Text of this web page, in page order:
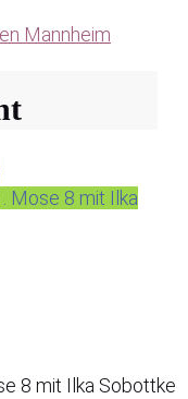
Mose 8 mit Ilka
8 mit Ilka Sobottke